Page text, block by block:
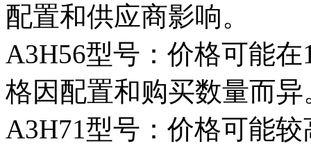
配置和供应商影响。
A3H56型号：价格可能
格因配置和购买数量而异
A3H71型号：价格可能